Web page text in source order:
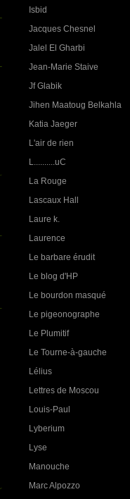
Isbid
Jacques Chesnel
Jalel El Gharbi
Jean-Marie Staive
Jf Glabik
Jihen Maatoug Belkahla
Katia Jaeger
L'air de rien
L..........uC
La Rouge
Lascaux Hall
Laure k.
Laurence
Le barbare érudit
Le blog d'HP
Le bourdon masqué
Le pigeonographe
Le Plumitif
Le Tourne-à-gauche
Lélius
Lettres de Moscou
Louis-Paul
Lyberium
Lyse
Manouche
Marc Alpozzo